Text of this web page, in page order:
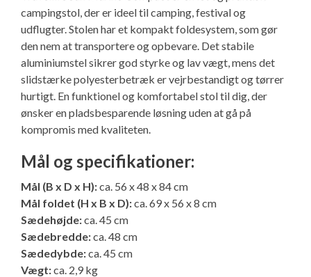
Adria Astella
Next
Hobby Prestige
Hobby Maxia
Ny campingvogn - godt at vide
Lille campingvogn
Finansiering af campingvogn
Forsikring af campingvogn
Vil du sælge din campingvogn?
Brugte telte og udstyr
Isabella fortelte
Isabella Fortelte
Isabella Lufttelte
Isabella weekend- og vinterfortelte
Camping erhverv
Adria Coral
Adria Compact
Internet i campingvognen
Aircondition og klimaanlæg
Gas-komfort i din campingvogn
E-trailer kontrol- og sikkerhedsapp
Byvand - rindende vand i campingvognen
3 spændende ideer til campingvognen
GPS tracker til autocamper og campingvogn
GRØN Virksomhed
Tuxer måleskemaer
Sikker handel
Konkurrenceregler
Handelsbetingelser - webshop
Cookie & Privatlivspolitik
campingstol, der er ideel til camping, festival og
udflugter. Stolen har et kompakt foldesystem, som gør
den nem at transportere og opbevare. Det stabile
aluminiumstel sikrer god styrke og lav vægt, mens det
slidstærke polyesterbetræk er vejrbestandigt og tørrer
hurtigt. En funktionel og komfortabel stol til dig, der
ønsker en pladsbesparende løsning uden at gå på
kompromis med kvaliteten.
Mål og specifikationer:
Mål (B x D x H):ca. 56 x 48 x 84 cm
Mål foldet (H x B x D):ca. 69 x 56 x 8 cm
Sædehøjde:ca. 45 cm
Sædebredde:ca. 48 cm
Sædedybde:ca. 45 cm
Vægt:ca. 2,9 kg